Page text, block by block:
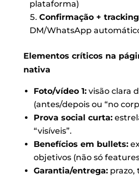
plataforma)
Confirmação +
DM/WhatsApp
Elementos críticos na
nativa
Foto/vídeo 1:visão clara
(antes/depois ou “no
Prova social curta:
“visíveis”.
Benefícios em bullets:
objetivos (não só
Garantia/entrega:prazo,